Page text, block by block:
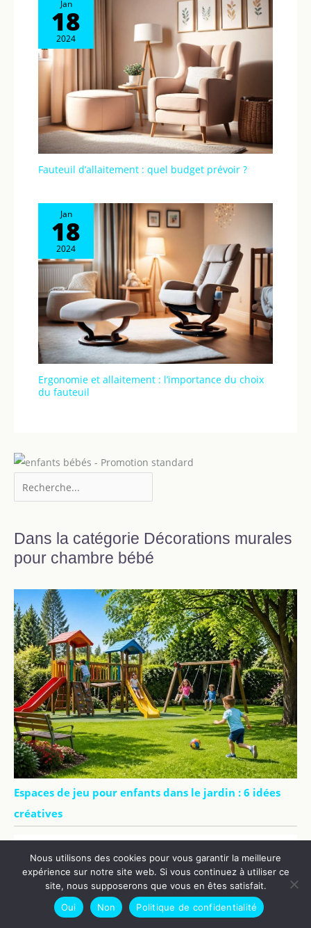
Jan
18
2024
Fauteuil d’allaitement : quel budget prévoir ?
Jan
18
2024
Ergonomie et allaitement : l’importance du choix
du fauteuil
Dans la catégorie Décorations murales
pour chambre bébé
Espaces de jeu pour enfants dans le jardin : 6 idées
créatives
Nous utilisons des cookies pour vous garantir la meilleure
expérience sur notre site web. Si vous continuez à utiliser ce
site, nous supposerons que vous en êtes satisfait.
Oui
Non Politique de confidentialité